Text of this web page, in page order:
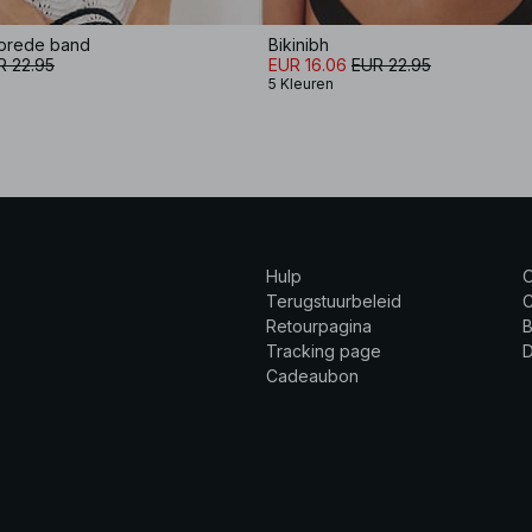
band
22.95
Bikinibh
EUR 16.06 EUR 22.95
5 Kleuren
Hulp
Terugstuurbeleid
Retourpagina
Tracking page
Cadeaubon